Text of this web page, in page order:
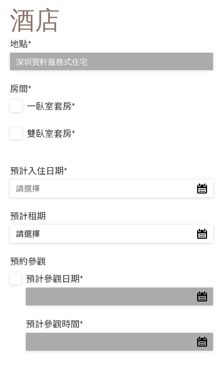
酒店
地點*
房間*
一臥室套房*
雙臥室套房*
預計入住日期*
預計租期
預約參觀
預計參觀日期*
預計參觀時間*